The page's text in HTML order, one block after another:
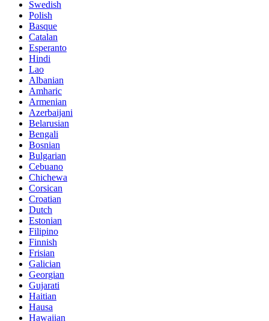
Swedish
Polish
Basque
Catalan
Esperanto
Hindi
Lao
Albanian
Amharic
Armenian
Azerbaijani
Belarusian
Bengali
Bosnian
Bulgarian
Cebuano
Chichewa
Corsican
Croatian
Dutch
Estonian
Filipino
Finnish
Frisian
Galician
Georgian
Gujarati
Haitian
Hausa
Hawaiian